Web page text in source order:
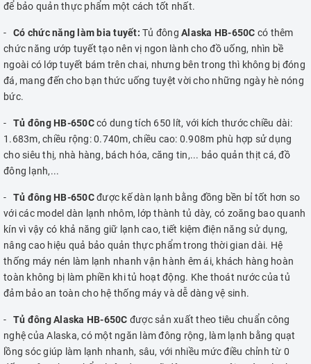
để bảo quản thực phẩm một cách tốt nhất.
- Có chức năng làm bia tuyết: Tủ đông Alaska HB-650C có thêm
chức năng ướp tuyết tạo nên vị ngon lành cho đồ uống, nhìn bề
ngoài có lớp tuyết bám trên chai, nhưng bên trong thì không bị đóng
đá, mang đến cho bạn thức uống tuyệt vời cho những ngày hè nóng
bức.
- Tủ đông HB-650Ccó dung tích 650 lít, với kích thước chiều dài:
1.683m, chiều rộng: 0.740m, chiều cao: 0.908m phù hợp sử dụng
cho siêu thị, nhà hàng, bách hóa, căng tin,... bảo quản thịt cá, đồ
đông lạnh,...
- Tủ đông HB-650Cđược kế dàn lạnh bằng đồng bền bỉ tốt hơn so
với các model dàn lạnh nhôm, lớp thành tủ dày, có zoăng bao quanh
kín vì vậy có khả năng giữ lạnh cao, tiết kiệm điện năng sử dụng,
nâng cao hiệu quả bảo quản thực phẩm trong thời gian dài. Hệ
thống máy nén làm lạnh nhanh vận hành êm ái, khách hàng hoàn
toàn không bị làm phiền khi tủ hoạt động. Khe thoát nước của tủ
đảm bảo an toàn cho hệ thống máy và dễ dàng vệ sinh.
- Tủ đông Alaska HB-650C được sản xuất theo tiêu chuẩn công
nghệ của Alaska, có một ngăn làm đông rộng, làm lạnh bằng quạt
lồng sóc giúp làm lạnh nhanh, sâu, với nhiều mức điều chỉnh từ 0